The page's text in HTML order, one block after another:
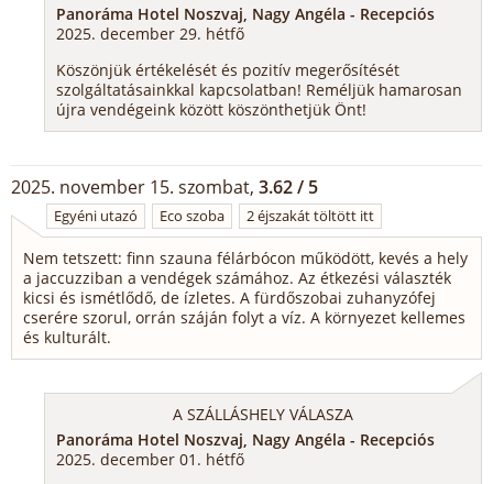
Panoráma Hotel Noszvaj, Nagy Angéla - Recepciós
2025. december 29. hétfő
Köszönjük értékelését és pozitív megerősítését
szolgáltatásainkkal kapcsolatban! Reméljük hamarosan
újra vendégeink között köszönthetjük Önt!
2025. november 15. szombat, 3.62 / 5
Egyéni utazó Eco szoba 2 éjszakát töltött itt
Nem tetszett: finn szauna félárbócon működött, kevés a hely
a jaccuzziban a vendégek számához. Az étkezési választék
kicsi és ismétlődő, de ízletes. A fürdőszobai zuhanyzófej
cserére szorul, orrán száján folyt a víz. A környezet kellemes
és kulturált.
A SZÁLLÁSHELY VÁLASZA
Panoráma Hotel Noszvaj, Nagy Angéla - Recepciós
2025. december 01. hétfő